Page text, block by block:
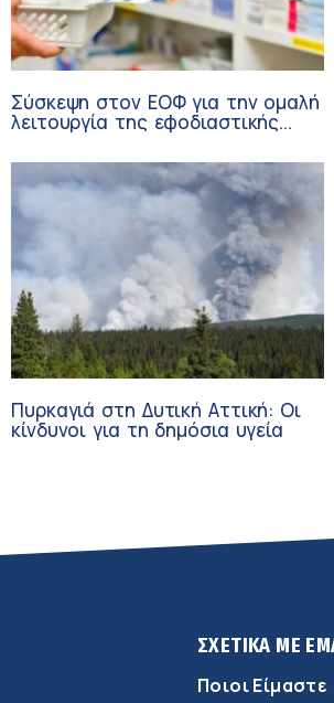
Σύσκεψη στον ΕΟΦ για την ομαλή
λειτουργία της εφοδιαστικής
διάρκεια του καλοκαιριού
Πυρκαγιά στη Δυτική Αττική: Οι
κίνδυνοι για τη δημόσια υγεία
ΣΧΕΤΙΚΑ ΜΕ
Ποιοι Είμαστε